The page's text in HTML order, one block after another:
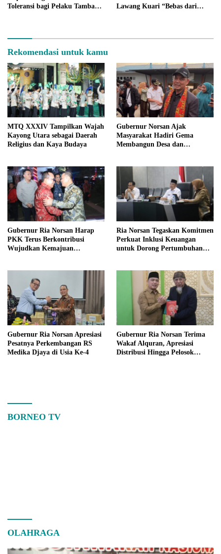
Toleransi bagi Pelaku Tambang
Lawang Kuari “Bebas dari
Rekomendasi untuk kamu
MTQ XXXIV Tampilkan Wajah
Kayong Utara sebagai Daerah
Religius dan Kaya Budaya
Gubernur Norsan Ajak
Masyarakat Hadiri Gema
Membangun Desa dan
Gubernur Ria Norsan Harap
PKK Terus Berkontribusi
Wujudkan Kemajuan
Ria Norsan Tegaskan Komitmen
Perkuat Inklusi Keuangan
untuk Dorong Pertumbuhan
Gubernur Ria Norsan Apresiasi
Pesatnya Perkembangan RS
Medika Djaya di Usia Ke-4
Gubernur Ria Norsan Terima
Wakaf Alquran, Apresiasi
Distribusi Hingga Pelosok
BORNEO TV
OLAHRAGA